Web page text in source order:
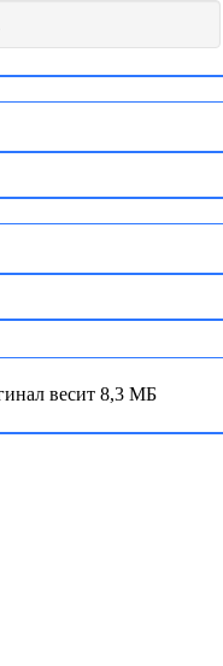
весит 8,3 МБ